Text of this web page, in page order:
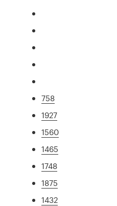
758
1927
1560
1465
1748
1875
1432